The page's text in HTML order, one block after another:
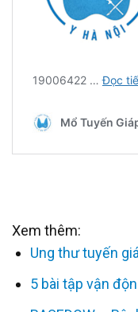
Xem thêm:
Ung thư tuyến
5 bài tập vận